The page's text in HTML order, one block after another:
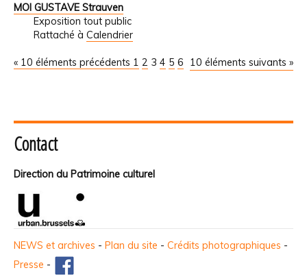
MOI GUSTAVE Strauven
Exposition tout public
Rattaché à Calendrier
« 10 éléments précédents 10 éléments suivants »
1 2 3 4 5 6
Contact
Direction du Patrimoine culturel
NEWS et archives - Plan du site - Crédits photographiques -
Presse -